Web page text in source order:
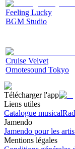
Feeling Lucky
BGM Studio
Cruise Velvet
Omotesound Tokyo
Télécharger l'app
Liens utiles
Catalogue musical
Jamendo
Jamendo pour les
Mentions légales